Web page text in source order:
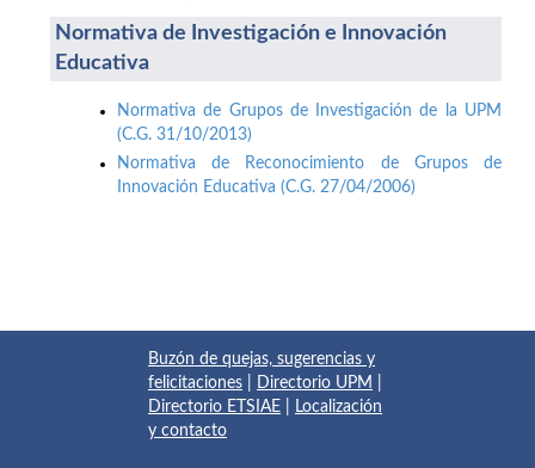
Normativa de Investigación e Innovación
Educativa
Normativa de Grupos de Investigación de la UPM
(C.G. 31/10/2013)
Normativa de Reconocimiento de Grupos de
Innovación Educativa (C.G. 27/04/2006)
Buzón de quejas, sugerencias y
felicitaciones
Directorio UPM
Directorio ETSIAE
Localización
y contacto